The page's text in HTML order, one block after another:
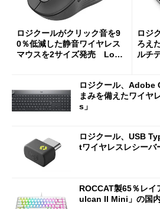
ロジクールがクリック音を9
0％低減した静音ワイヤレス
マウスを2サイズ発売 Logi
ロジ
ろえ
ルチ
ロジクール、Adobe
まみを備えたワイヤ
s」
ロジクール、USB
tワイヤレスレシーバ
ROCCAT製65％レイ
ulcan II Mini」の国